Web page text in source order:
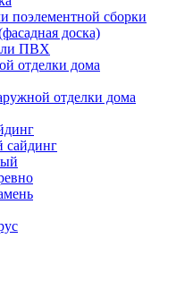
поэлементной сборки
доска)
ПВХ
отделки дома
отделки дома
сайдинг